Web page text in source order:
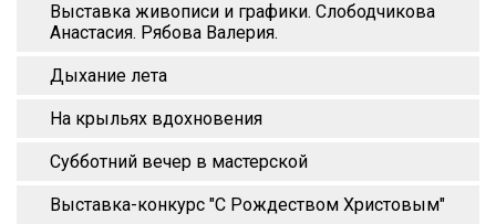
Выставка живописи и графики. Слободчикова
Анастасия. Рябова Валерия.
Дыхание лета
На крыльях вдохновения
Субботний вечер в мастерской
Выставка-конкурс "С Рождеством Христовым"